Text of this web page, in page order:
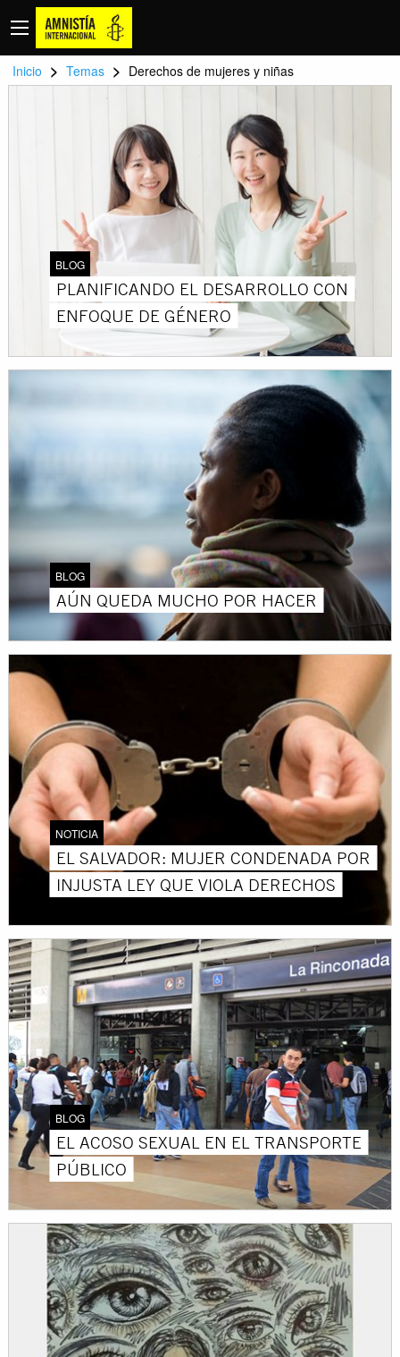
Inicio > Temas > Derechos de mujeres y niñas
BLOG
PLANIFICANDO EL DESARROLLO CON
ENFOQUE DE GÉNERO
BLOG
AÚN QUEDA MUCHO POR HACER
NOTICIA
EL SALVADOR: MUJER CONDENADA POR
INJUSTA LEY QUE VIOLA DERECHOS
BLOG
EL ACOSO SEXUAL EN EL TRANSPORTE
PÚBLICO